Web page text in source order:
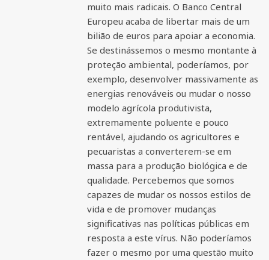
muito mais radicais. O Banco Central
Europeu acaba de libertar mais de um
bilião de euros para apoiar a economia.
Se destinássemos o mesmo montante à
proteção ambiental, poderíamos, por
exemplo, desenvolver massivamente as
energias renováveis ​​ou mudar o nosso
modelo agrícola produtivista,
extremamente poluente e pouco
rentável, ajudando os agricultores e
pecuaristas a converterem-se em
massa para a produção biológica e de
qualidade. Percebemos que somos
capazes de mudar os nossos estilos de
vida e de promover mudanças
significativas nas políticas públicas em
resposta a este vírus. Não poderíamos
fazer o mesmo por uma questão muito